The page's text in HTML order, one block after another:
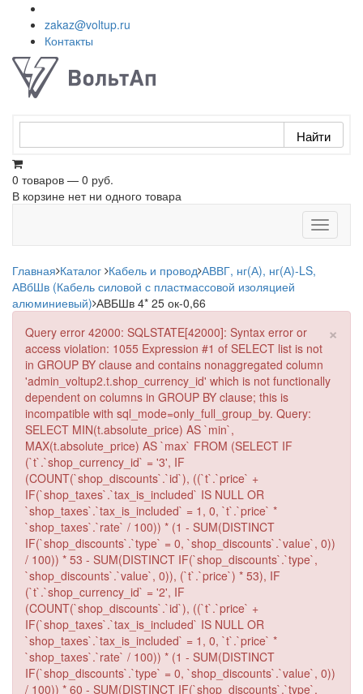
zakaz@voltup.ru
Контакты
0 товаров — 0 руб.
В корзине нет ни одного товара
Toggle
Главная Каталог Кабель и провод АВВГ, нг(А), нг(А)-LS,
АВбШв (Кабель силовой с пластмассовой изоляцией
алюминиевый) АВБШв 4* 25 ок-0,66
×
Query error 42000: SQLSTATE[42000]: Syntax error or
access violation: 1055 Expression #1 of SELECT list is not
in GROUP BY clause and contains nonaggregated column
'admin_voltup2.t.shop_currency_id' which is not functionally
dependent on columns in GROUP BY clause; this is
incompatible with sql_mode=only_full_group_by. Query:
SELECT MIN(t.absolute_price) AS `min`,
MAX(t.absolute_price) AS `max` FROM (SELECT IF
(`t`.`shop_currency_id` = '3', IF
(COUNT(`shop_discounts`.`id`), ((`t`.`price` +
IF(`shop_taxes`.`tax_is_included` IS NULL OR
`shop_taxes`.`tax_is_included` = 1, 0, `t`.`price` *
`shop_taxes`.`rate` / 100)) * (1 - SUM(DISTINCT
IF(`shop_discounts`.`type` = 0, `shop_discounts`.`value`, 0))
/ 100)) * 53 - SUM(DISTINCT IF(`shop_discounts`.`type`,
`shop_discounts`.`value`, 0)), (`t`.`price`) * 53), IF
(`t`.`shop_currency_id` = '2', IF
(COUNT(`shop_discounts`.`id`), ((`t`.`price` +
IF(`shop_taxes`.`tax_is_included` IS NULL OR
`shop_taxes`.`tax_is_included` = 1, 0, `t`.`price` *
`shop_taxes`.`rate` / 100)) * (1 - SUM(DISTINCT
IF(`shop_discounts`.`type` = 0, `shop_discounts`.`value`, 0))
/ 100)) * 60 - SUM(DISTINCT IF(`shop_discounts`.`type`,